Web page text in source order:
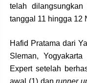
telah
tanggal 11 hingga 12
Hafid Pratama dari
Sleman,
Expert setelah
awal (1) danrunner